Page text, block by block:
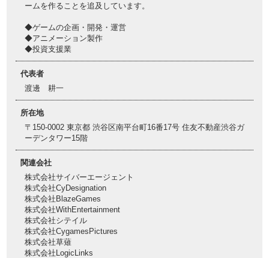
ームを作ることを追及しています。
◆ゲームの企画・開発・運営
◆アニメーション製作
◆投資支援業
代表者
渡邊 耕一
所在地
〒150-0002 東京都 渋谷区南平台町16番17号 住友不動産渋谷ガ
ーデンタワー15階
関連会社
株式会社サイバーエージェント
株式会社CyDesignation
株式会社BlazeGames
株式会社WithEntertainment
株式会社シテイル
株式会社CygamesPictures
株式会社草薙
株式会社LogicLinks